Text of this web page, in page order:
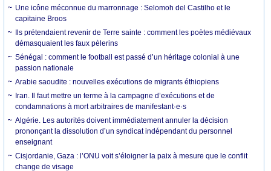
Une icône méconnue du marronnage : Selomoh del Castilho et le
capitaine Broos
Ils prétendaient revenir de Terre sainte : comment les poètes médiévaux
démasquaient les faux pèlerins
Sénégal : comment le football est passé d’un héritage colonial à une
passion nationale
Arabie saoudite : nouvelles exécutions de migrants éthiopiens
Iran. Il faut mettre un terme à la campagne d’exécutions et de
condamnations à mort arbitraires de manifestant·e·s
Algérie. Les autorités doivent immédiatement annuler la décision
prononçant la dissolution d’un syndicat indépendant du personnel
enseignant
Cisjordanie, Gaza : l’ONU voit s’éloigner la paix à mesure que le conflit
change de visage